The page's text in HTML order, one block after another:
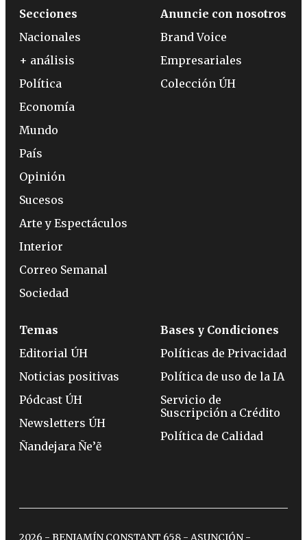
Secciones
Nacionales
+ análisis
Política
Economía
Mundo
País
Opinión
Sucesos
Arte y Espectáculos
Interior
Correo Semanal
Sociedad
Anuncie con nosotros
Brand Voice
Empresariales
Colección ÚH
Temas
Editorial ÚH
Noticias positivas
Pódcast ÚH
Newsletters ÚH
Ñandejara Ñe’ẽ
Bases y Condiciones
Políticas de Privacidad
Política de uso de la IA
Servicio de
Suscripción a Crédito
Política de Calidad
2026 - BENJAMÍN CONSTANT 658 - ASUNCIÓN -